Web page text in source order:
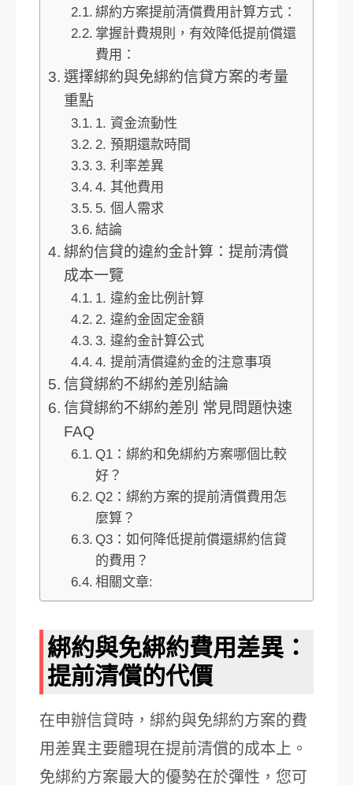
綁約方案提前清償費用計算方式：
掌握計費規則，有效降低提前償還
費用：
選擇綁約與免綁約信貸方案的考量
重點
1. 資金流動性
2. 預期還款時間
3. 利率差異
4. 其他費用
5. 個人需求
結論
綁約信貸的違約金計算：提前清償
成本一覽
1. 違約金比例計算
2. 違約金固定金額
3. 違約金計算公式
4. 提前清償違約金的注意事項
信貸綁約不綁約差別結論
信貸綁約不綁約差別 常見問題快速
FAQ
Q1：綁約和免綁約方案哪個比較
好？
Q2：綁約方案的提前清償費用怎
麼算？
Q3：如何降低提前償還綁約信貸
的費用？
相關文章:
綁約與免綁約費用差異：
提前清償的代價
在申辦信貸時，綁約與免綁約方案的費
用差異主要體現在提前清償的成本上。
免綁約方案最大的優勢在於彈性，您可